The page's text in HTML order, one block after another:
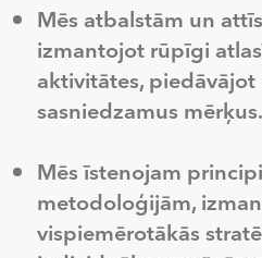
Mēs atbalstām un
izmantojot rūpīgi
aktivitātes,
sasniedzamus mērķus.
Mēs īstenojam
metodoloģijām,
vispiemērotākās